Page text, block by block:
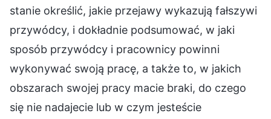
stanie określić, jakie przejawy wykazują fałszywi
przywódcy, i dokładnie podsumować, w jaki
sposób przywódcy i pracownicy powinni
wykonywać swoją pracę, a także to, w jakich
obszarach swojej pracy macie braki, do czego
się nie nadajecie lub w czym jesteście